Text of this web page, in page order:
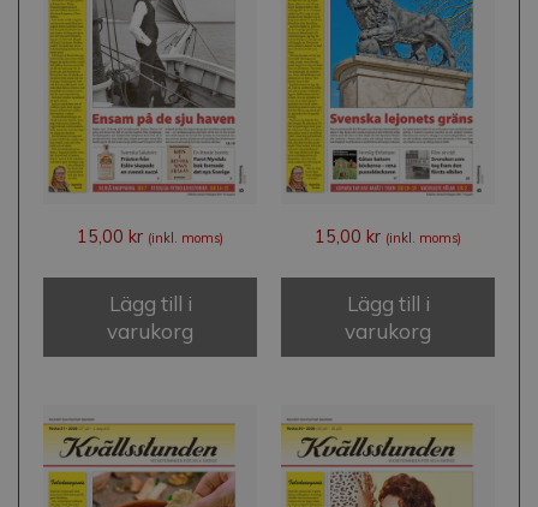
15,00 kr (inkl. moms)
Lägg till i
varukorg
15,00 kr (inkl. moms)
Lägg till i
varukorg